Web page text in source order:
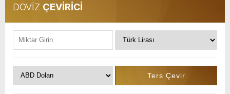
DÖVİZ ÇEVİRİCİ